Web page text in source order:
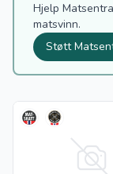
Hjelp
matsvinn.
Støtt
Vis flere